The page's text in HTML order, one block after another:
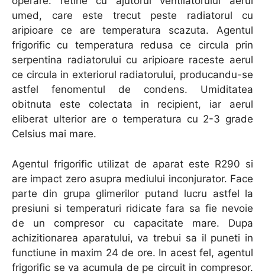
umed, care este trecut peste radiatorul cu
aripioare ce are temperatura scazuta. Agentul
frigorific cu temperatura redusa ce circula prin
serpentina radiatorului cu aripioare raceste aerul
ce circula in exteriorul radiatorului, producandu-se
astfel fenomentul de condens. Umiditatea
obitnuta este colectata in recipient, iar aerul
eliberat ulterior are o temperatura cu 2-3 grade
Celsius mai mare.
Agentul frigorific utilizat de aparat este R290 si
are impact zero asupra mediului inconjurator. Face
parte din grupa glimerilor putand lucru astfel la
presiuni si temperaturi ridicate fara sa fie nevoie
de un compresor cu capacitate mare. Dupa
achizitionarea aparatului, va trebui sa il puneti in
functiune in maxim 24 de ore. In acest fel, agentul
frigorific se va acumula de pe circuit in compresor.